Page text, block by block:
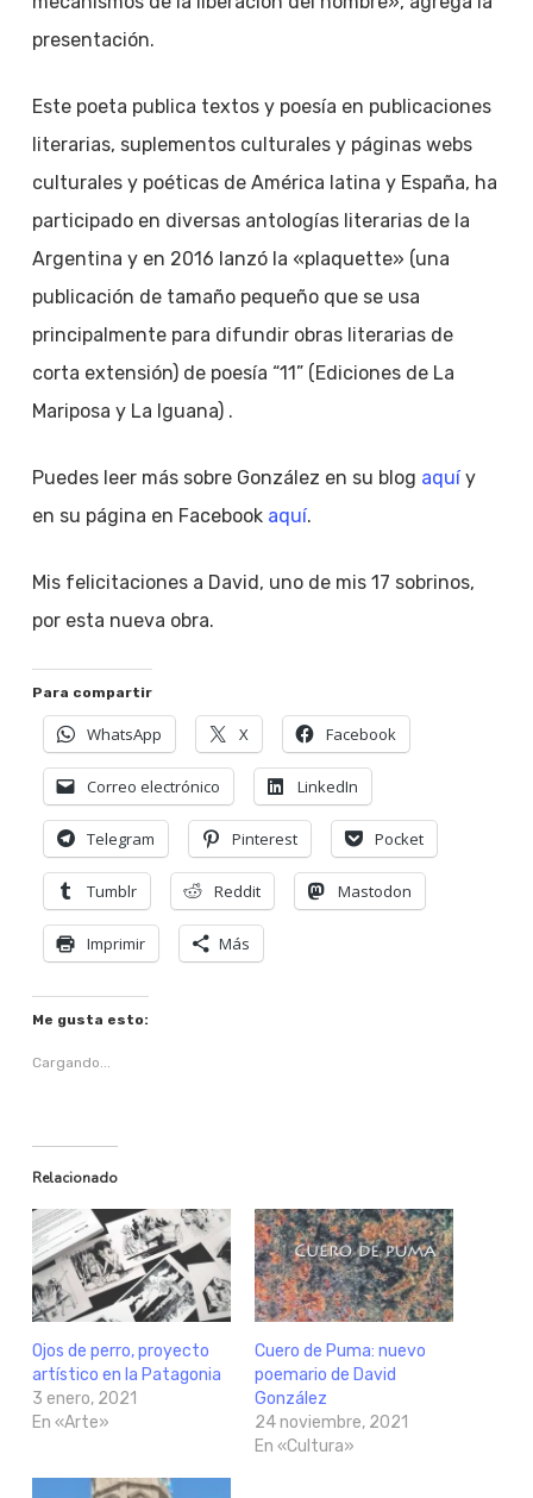
presentación.
Este poeta publica textos y poesía en publicaciones
literarias, suplementos culturales y páginas webs
culturales y poéticas de América latina y España, ha
participado en diversas antologías literarias de la
Argentina y en 2016 lanzó la «plaquette» (una
publicación de tamaño pequeño que se usa
principalmente para difundir obras literarias de
corta extensión) de poesía “11” (Ediciones de La
Mariposa y La Iguana) .
Puedes leer más sobre González en su blog aquíy
en su página en Facebook aquí.
Mis felicitaciones a David, uno de mis 17 sobrinos,
por esta nueva obra.
Para compartir
WhatsApp X Facebook
Correo electrónico LinkedIn
Telegram Pinterest Pocket
Tumblr Reddit Mastodon
Imprimir Más
Me gusta esto:
Cargando...
Relacionado
Ojos de perro, proyecto
artístico en la Patagonia
3 enero, 2021
En «Arte»
Cuero de Puma: nuevo
poemario de David
González
24 noviembre, 2021
En «Cultura»